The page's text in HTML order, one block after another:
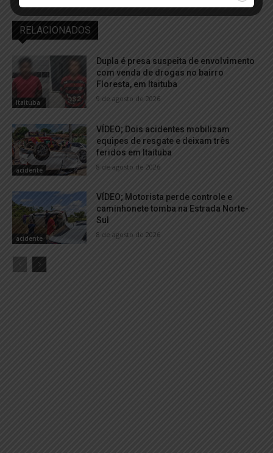
RELACIONADOS
Itaituba
Dupla é presa suspeita de envolvimento
com venda de drogas no bairro
Floresta, em Itaituba
9 de agosto de 2026
acidente
VÍDEO; Dois acidentes mobilizam
equipes de resgate e deixam três
feridos em Itaituba
8 de agosto de 2026
acidente
VÍDEO; Motorista perde controle e
caminhonete tomba na Estrada Norte-
Sul
8 de agosto de 2026